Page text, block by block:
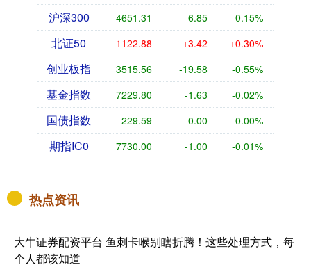
沪深300 4651.31 -6.85 -0.15%
北证50 1122.88 +3.42 +0.30%
创业板指 3515.56 -19.58 -0.55%
基金指数 7229.80 -1.63 -0.02%
国债指数 229.59 -0.00 0.00%
期指IC0 7730.00 -1.00 -0.01%
热点资讯
大牛证券配资平台 鱼刺卡喉别瞎折腾！这些处理方式，每
个人都该知道